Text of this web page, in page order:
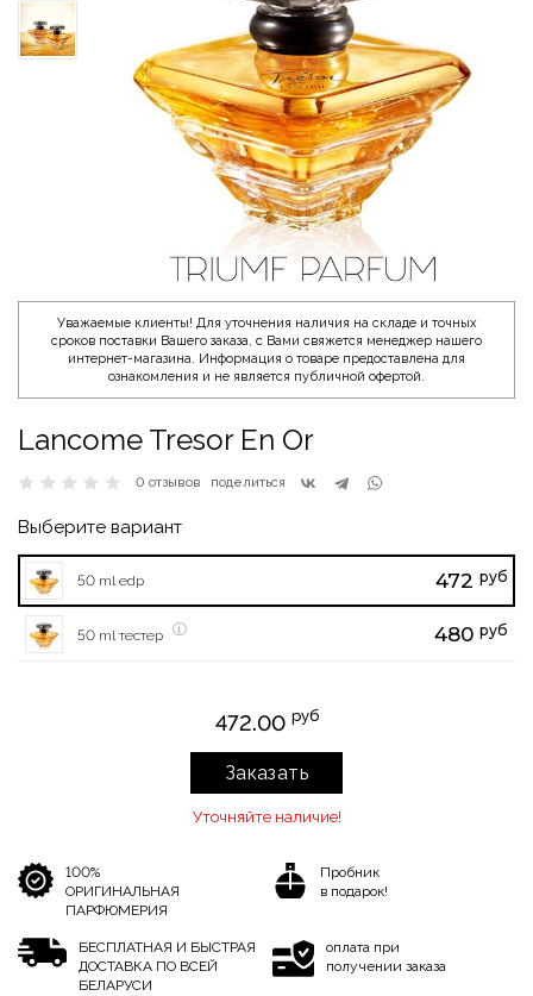
Уважаемые клиенты! Для уточнения наличия на складе и точных
сроков поставки Вашего заказа, с Вами свяжется менеджер нашего
интернет-магазина. Информация о товаре предоставлена для
ознакомления и не является публичной офертой.
Lancome Tresor En Or
0 отзывов поделиться
Выберите вариант
50 ml edp 472 руб
50 ml тестер 480 руб
472.00 руб
Заказать
Уточняйте наличие!
100%
ОРИГИНАЛЬНАЯ
ПАРФЮМЕРИЯ
Пробник
в подарок!
БЕСПЛАТНАЯ И БЫСТРАЯ
ДОСТАВКА ПО ВСЕЙ
БЕЛАРУСИ
оплата при
получении заказа